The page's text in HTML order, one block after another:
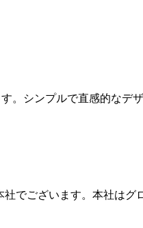
シンプルで直感的なデ
でございます。本社はグ